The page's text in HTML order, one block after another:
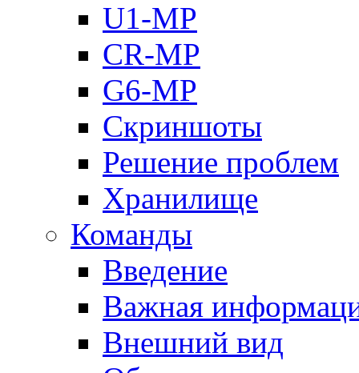
U1-MP
CR-MP
G6-MP
Скриншоты
Решение проблем
Хранилище
Команды
Введение
Важная
Внешний вид